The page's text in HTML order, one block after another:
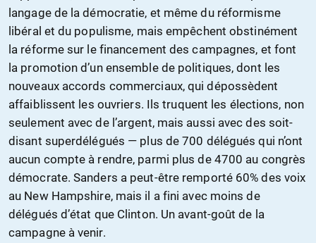
langage de la démocratie, et même du réformisme
libéral et du populisme, mais empêchent obstinément
la réforme sur le financement des campagnes, et font
la promotion d’un ensemble de politiques, dont les
nouveaux accords commerciaux, qui dépossèdent
affaiblissent les ouvriers. Ils truquent les élections, non
seulement avec de l’argent, mais aussi avec des soit-
disant superdélégués — plus de 700 délégués qui n’ont
aucun compte à rendre, parmi plus de 4700 au congrès
démocrate. Sanders a peut-être remporté 60% des voix
au New Hampshire, mais il a fini avec moins de
délégués d’état que Clinton. Un avant-goût de la
campagne à venir.